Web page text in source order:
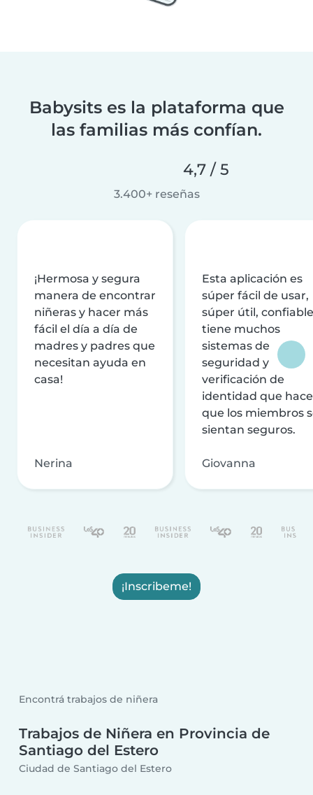
Babysits es la plataforma que
las familias más confían.
4,7 / 5
3.400+ reseñas
¡Hermosa y segura
manera de encontrar
niñeras y hacer más
fácil el día a día de
madres y padres que
necesitan ayuda en
casa!
Nerina
Esta aplicación es
súper fácil de usar,
súper útil,
tiene muchos
sistemas de
seguridad y
verificación de
identidad que
que los miembros
sientan seguros.
Giovanna
¡Inscribeme!
Encontrá trabajos de niñera
Trabajos de Niñera en Provincia de
Santiago del Estero
Ciudad de Santiago del Estero